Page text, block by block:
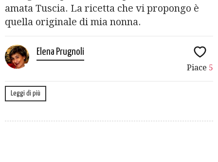
amata Tuscia. La ricetta che vi propongo è
quella originale di mia nonna.
Elena Prugnoli
Piace 5
Leggi di più